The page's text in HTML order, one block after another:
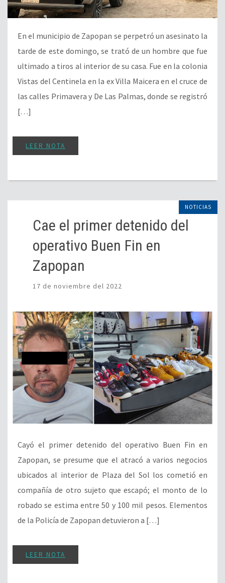
En el municipio de Zapopan se perpetró un asesinato la
tarde de este domingo, se trató de un hombre que fue
ultimado a tiros al interior de su casa. Fue en la colonia
Vistas del Centinela en la ex Villa Maicera en el cruce de
las calles Primavera y De Las Palmas, donde se registró
[…]
LEER NOTA
NOTICIAS
Cae el primer detenido del
operativo Buen Fin en
Zapopan
17 de noviembre del 2022
Cayó el primer detenido del operativo Buen Fin en
Zapopan, se presume que el atracó a varios negocios
ubicados al interior de Plaza del Sol los cometió en
compañía de otro sujeto que escapó; el monto de lo
robado se estima entre 50 y 100 mil pesos. Elementos
de la Policía de Zapopan detuvieron a […]
LEER NOTA